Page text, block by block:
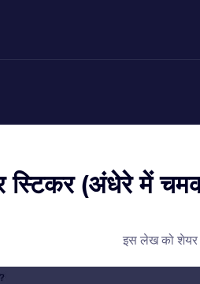
स्टिकर (अंधेरे में
इस लेख को